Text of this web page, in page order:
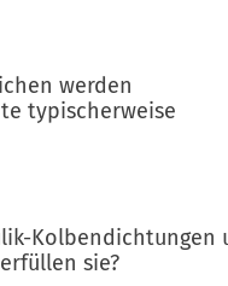
werden
typischerweise
Kolbendichtungen
sie?